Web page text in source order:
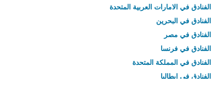
الفنادق في الامارات العربية المتحدة
الفنادق في البحرين
الفنادق في مصر
الفنادق في فرنسا
الفنادق في المملكة المتحدة
الفنادق في إيطاليا